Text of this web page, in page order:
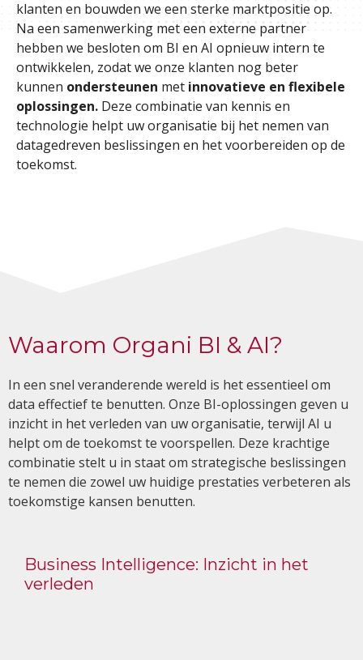
klanten en bouwden we een sterke marktpositie op.
Na een samenwerking met een externe partner
hebben we besloten om BI en AI opnieuw intern te
ontwikkelen, zodat we onze klanten nog beter
kunnen ondersteunen met innovatieve en flexibele
oplossingen. Deze combinatie van kennis en
technologie helpt uw organisatie bij het nemen van
datagedreven beslissingen en het voorbereiden op de
toekomst.
Waarom Organi BI & AI?
In een snel veranderende wereld is het essentieel om
data effectief te benutten. Onze BI-oplossingen geven u
inzicht in het verleden van uw organisatie, terwijl AI u
helpt om de toekomst te voorspellen. Deze krachtige
combinatie stelt u in staat om strategische beslissingen
te nemen die zowel uw huidige prestaties verbeteren als
toekomstige kansen benutten.
Business Intelligence: Inzicht in het
verleden